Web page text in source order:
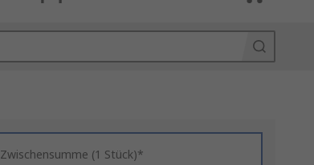
Zwischensumme (1 Stück)*